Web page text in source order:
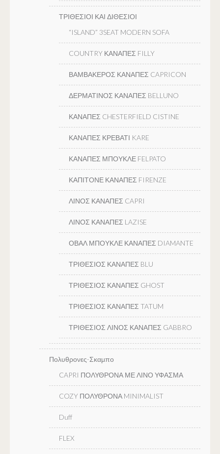
ΤΡΙΘΕΣΙΟΙ ΚΑΙ ΔΙΘΕΣΙΟΙ
“ISLAND” 3SEAT MODERN SOFA
COUNTRY ΚΑΝΑΠΕΣ FILLY
ΒΑΜΒΑΚΕΡΟΣ ΚΑΝΑΠΕΣ CAPRICON
ΔΕΡΜΑΤΙΝΟΣ ΚΑΝΑΠΕΣ BELLUNO
ΚΑΝΑΠΕΣ CHESTERFIELD CISTINE
ΚΑΝΑΠΕΣ ΚΡΕΒΑΤΙ KARE
ΚΑΝΑΠΕΣ ΜΠΟΥΚΛΕ FELPATO
ΚΑΠΙΤΟΝΕ ΚΑΝΑΠΕΣ FIRENZE
ΛΙΝΟΣ ΚΑΝΑΠΕΣ CAPRI
ΛΙΝΟΣ ΚΑΝΑΠΕΣ LAZISE
ΟΒΑΛ ΜΠΟΥΚΛΕ ΚΑΝΑΠΕΣ DIAMANTE
ΤΡΙΘΕΣΙΟΣ ΚΑΝΑΠΕΣ BLU
ΤΡΙΘΕΣΙΟΣ ΚΑΝΑΠΕΣ GHOST
ΤΡΙΘΕΣΙΟΣ ΚΑΝΑΠΕΣ TATUM
ΤΡΙΘΕΣΙΟΣ ΛΙΝΟΣ ΚΑΝΑΠΕΣ GABBRO
Πολυθρονες-Σκαμπο
CAPRI ΠΟΛΥΘΡΟΝΑ ΜΕ ΛΙΝΟ ΥΦΑΣΜΑ
COZY ΠΟΛΥΘΡΟΝΑ MINIMALIST
Duff
FLEX